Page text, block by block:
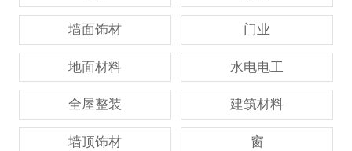
墙面饰材 门业
地面材料 水电电工
全屋整装 建筑材料
墙顶饰材 窗